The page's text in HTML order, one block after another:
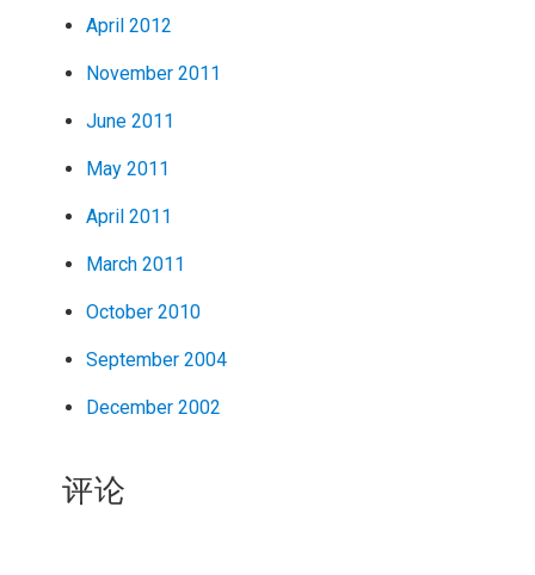
April 2012
November 2011
June 2011
May 2011
April 2011
March 2011
October 2010
September 2004
December 2002
评论